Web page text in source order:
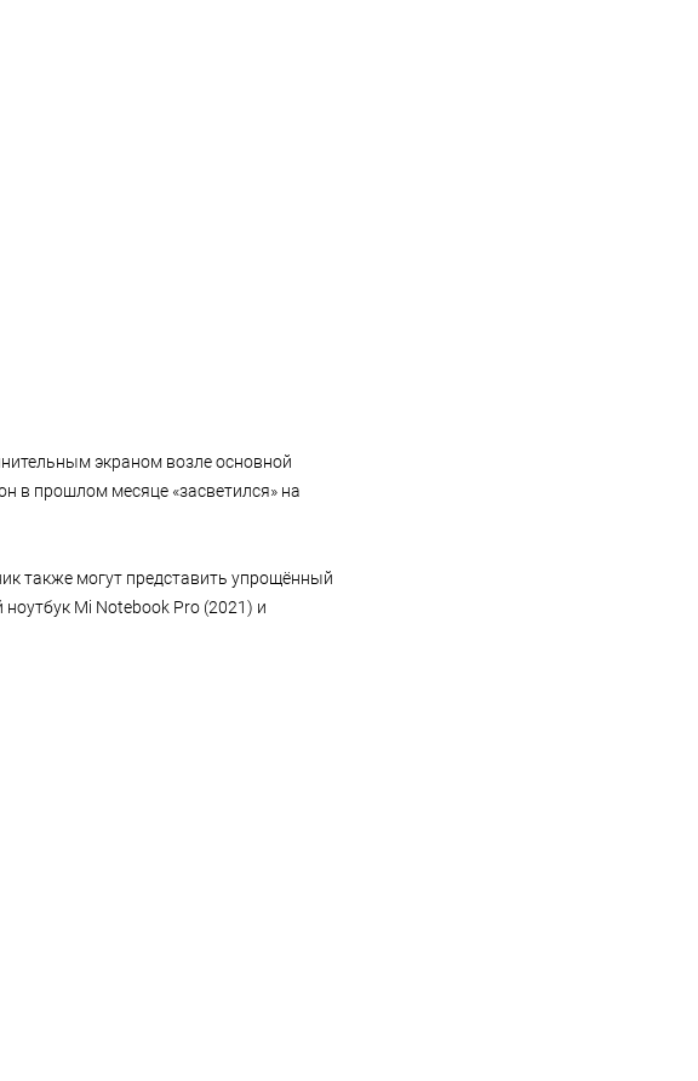
экраном возле основной
в прошлом месяце «засветился» на
также могут представить упрощённый
Mi Notebook Pro (2021) и